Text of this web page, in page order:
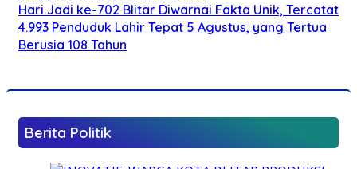
Hari Jadi ke-702 Blitar Diwarnai Fakta Unik, Tercatat
4.993 Penduduk Lahir Tepat 5 Agustus, yang Tertua
Berusia 108 Tahun
Berita Politik